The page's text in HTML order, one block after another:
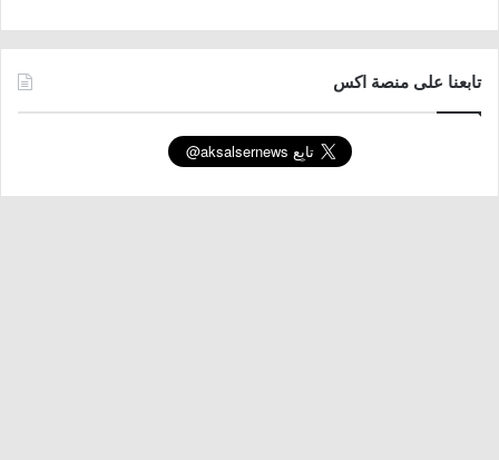
تابعنا على منصة اكس